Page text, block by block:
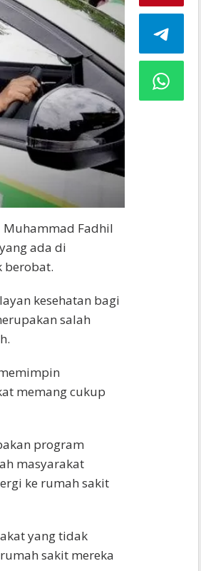
Muhammad Fadhil
ada di
berobat.
kesehatan bagi
salah
memang cukup
program
masyarakat
ke rumah sakit
yang tidak
sakit mereka